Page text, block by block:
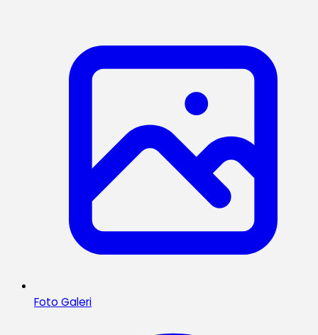
Foto Galeri